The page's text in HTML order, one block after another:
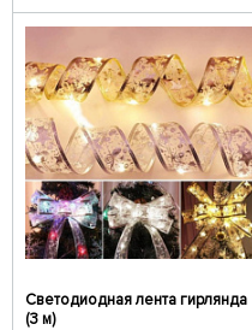
Светодиодная лента гирлянда
(3 м)